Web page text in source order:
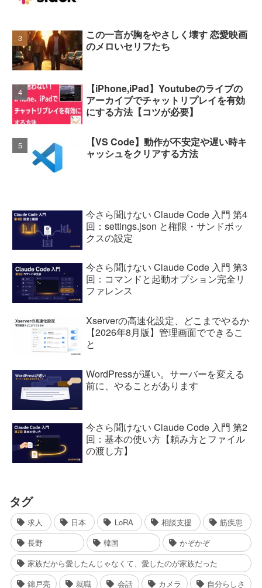
この一言が胸をやさしく壊す 恋愛映画
のメロいセリフたち
【iPhone,iPad】Youtubeのライブの
アーカイブでチャットリプレイを有効
にする方法【コツが必要】
【VS Code】動作が不安定や遅い時キ
ャッシュをクリアする方法
今さら聞けない Claude Code 入門 第4
回：settings.json と権限・サンドボッ
クスの設定
今さら聞けない Claude Code 入門 第3
回：コマンドと起動オプション完全リ
ファレンス
Xserverの高速化設定、どこまでやるか
【2026年8月版】管理画面でできるこ
と
WordPressが遅い。サーバーを変える
前に、やることがあります
今さら聞けない Claude Code 入門 第2
回：基本の使い方【頼み方とファイル
の渡し方】
タグ
求人 日本 LoRA 相談支援
筋疾患
長野
韓国
かぞかぞ
家族だから愛したんじゃなくて、愛したのが家族だった
錦戸亮
就職 会話 カメラ 自分らしさ